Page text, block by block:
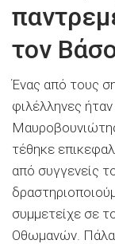
τον
Ένας από τους
φιλέλληνες
τέθηκε
από συγγενείς
συμμετείχε σε
Οθωμανών.